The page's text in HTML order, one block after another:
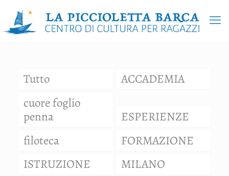
Tutto
ACCADEMIA
cuore foglio
penna
ESPERIENZE
filoteca
FORMAZIONE
ISTRUZIONE
MILANO